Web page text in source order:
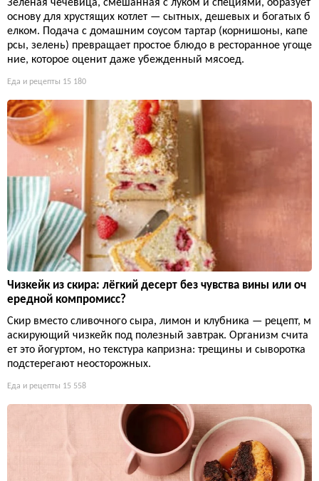
Зеленая чечевица, смешанная с луком и специями, образует
основу для хрустящих котлет — сытных, дешевых и богатых б
елком. Подача с домашним соусом тартар (корнишоны, капе
рсы, зелень) превращает простое блюдо в ресторанное угоще
ние, которое оценит даже убежденный мясоед.
Еда и рецепты 15 180
Чизкейк из скира: лёгкий десерт без чувства вины или оч
ередной компромисс?
Скир вместо сливочного сыра, лимон и клубника — рецепт, м
аскирующий чизкейк под полезный завтрак. Организм счита
ет это йогуртом, но текстура капризна: трещины и сыворотка
подстерегают неосторожных.
Еда и рецепты 15 558